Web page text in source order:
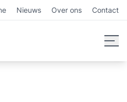
Nieuws Over ons Contact